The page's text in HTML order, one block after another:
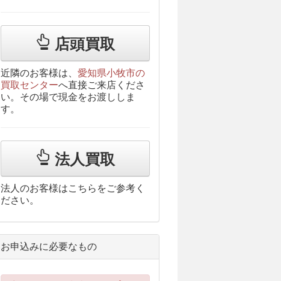
店頭買取
近隣のお客様は、 愛知県小牧市の
買取センターへ直接ご来店くださ
い。その場で現金をお渡ししま
す。
法人買取
法人のお客様はこちらをご参考く
ださい。
お申込みに必要なもの